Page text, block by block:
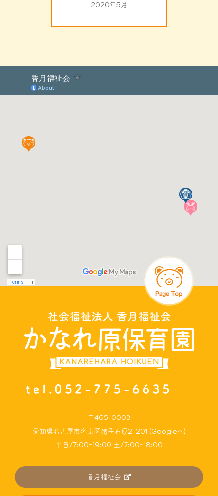
2020年5月
〒465-0008
愛知県名古屋市名東区猪子石原2-201 (Googleへ)
平日/7:00~19:00 土/7:00~18:00
香月福祉会